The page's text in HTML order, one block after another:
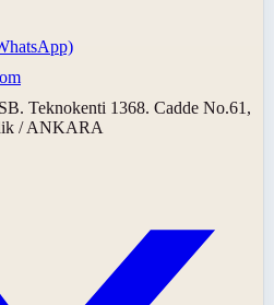
Teknokenti 1368. Cadde No.61,
/ ANKARA